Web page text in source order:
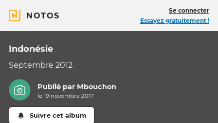
NOTOS
Se connecter
Essayez gratuitement !
Indonésie
Septembre 2012
Publié par Mbouchon
le 19 novembre 2017
Suivre cet album